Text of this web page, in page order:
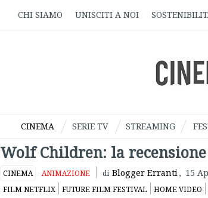
CHI SIAMO UNISCITI A NOI
CINEMA SERIE TV STREAMING
Wolf Children: la recensione
CINEMA ANIMAZIONE di Blogger Erranti, 15
FILM NETFLIX FUTURE FILM FESTIVAL HOME VIDEO